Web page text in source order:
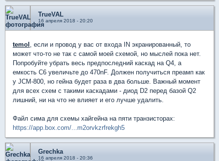
TrueVAL
16 апреля 2018 - 20:20
temol , если и провод у вас от входа IN экранированный, то
может что-то не так с самой моей схемой, но мыслей пока нет.
Попробуйте убрать весь предпоследний каскад на Q4, а
емкость С6 увеличьте до 470nF. Должен получиться преамп как
у JCM-800, но гейна будет раза в два больше. Важный момент
для всех схем с такими каскадами - диод D2 перед базой Q2
лишний, ни на что не влияет и его лучше удалить.
Файл сима для схемы хайгейна на пяти транзисторах:
https://app.box.com/...m2orvkzrfrekgh5
Grechka
16 апреля 2018 - 20:36